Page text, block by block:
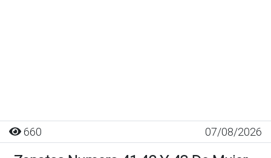
660 07/08/2026